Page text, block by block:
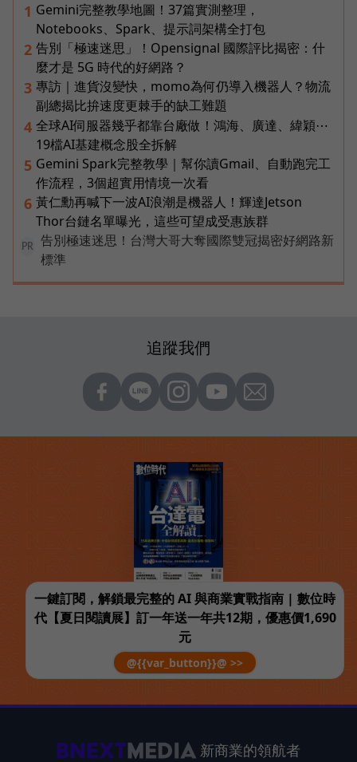
1 Gemini完整教學地圖！37篇實測整理，
Notebooks、Spark、提示詞架構全打包
2 告別「極速迷思」！Opensignal 國際評比揭密：什
麼才是 5G 時代的好網路？
3 專訪｜進貨沒變快，momo為何仍導入機器人？物流
副總揭比拚速度更棘手的缺工難題
4 全球AI伺服器幾乎都靠台廠做！鴻海、廣達、緯穎⋯
19檔AI基建概念股全拆解
5 Gemini Spark完整教學｜幫你讀Gmail、自動跑完工
作流程，3個超實用情境一次看
6 黃仁勳再喊下一波AI浪潮是機器人！輝達Jetson
Thor台鏈名單曝光，這些可望成受惠族群
PR
告別極速迷思！台灣大哥大奪國際雙冠揭密好網路新
標準
追蹤我們
一鍵訂閱，解鎖最完整的 AI 與商業實戰指南 | 數位時
代【夏日閱讀展】訂一年送一年共12期，優惠價1,690
元
@{{var_button}}@ >>
新商業的領航者